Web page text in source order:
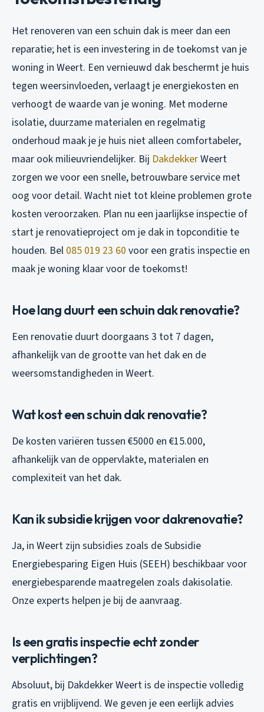
Het renoveren van een schuin dak is meer dan een
reparatie; het is een investering in de toekomst van je
woning in Weert. Een vernieuwd dak beschermt je huis
tegen weersinvloeden, verlaagt je energiekosten en
verhoogt de waarde van je woning. Met moderne
isolatie, duurzame materialen en regelmatig
onderhoud maak je je huis niet alleen comfortabeler,
maar ook milieuvriendelijker. Bij DakdekkerWeert
zorgen we voor een snelle, betrouwbare service met
oog voor detail. Wacht niet tot kleine problemen grote
kosten veroorzaken. Plan nu een jaarlijkse inspectie of
start je renovatieproject om je dak in topconditie te
houden. Bel 085 019 23 60 voor een gratis inspectie en
maak je woning klaar voor de toekomst!
Hoe lang duurt een schuin dak renovatie?
Een renovatie duurt doorgaans 3 tot 7 dagen,
afhankelijk van de grootte van het dak en de
weersomstandigheden in Weert.
Wat kost een schuin dak renovatie?
De kosten variëren tussen €5000 en €15.000,
afhankelijk van de oppervlakte, materialen en
complexiteit van het dak.
Kan ik subsidie krijgen voor dakrenovatie?
Ja, in Weert zijn subsidies zoals de Subsidie
Energiebesparing Eigen Huis (SEEH) beschikbaar voor
energiebesparende maatregelen zoals dakisolatie.
Onze experts helpen je bij de aanvraag.
Is een gratis inspectie echt zonder
verplichtingen?
Absoluut, bij Dakdekker Weert is de inspectie volledig
gratis en vrijblijvend. We geven je een eerlijk advies